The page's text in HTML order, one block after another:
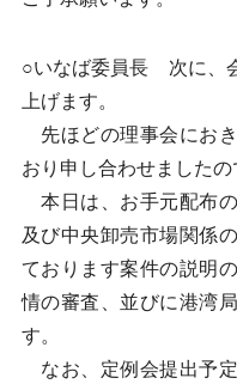
○いなば委員長 次に、
上げます。
先ほどの理事会にお
おり申し合わせましたの
本日は、お手元配布
及び中央卸売市場関係
ております案件の説明
情の審査、並びに港湾
す。
なお、定例会提出予